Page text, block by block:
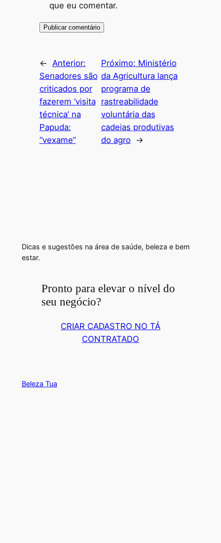
que eu comentar.
←
Anterior:
Senadores são
criticados por
fazerem ‘visita
técnica’ na
Papuda:
“vexame”
Próximo: Ministério
da Agricultura lança
programa de
rastreabilidade
voluntária das
cadeias produtivas
do agro
→
Dicas e sugestões na área de saúde, beleza e bem
estar.
Pronto para elevar o nível do
seu negócio?
CRIAR CADASTRO NO TÁ
CONTRATADO
Beleza Tua